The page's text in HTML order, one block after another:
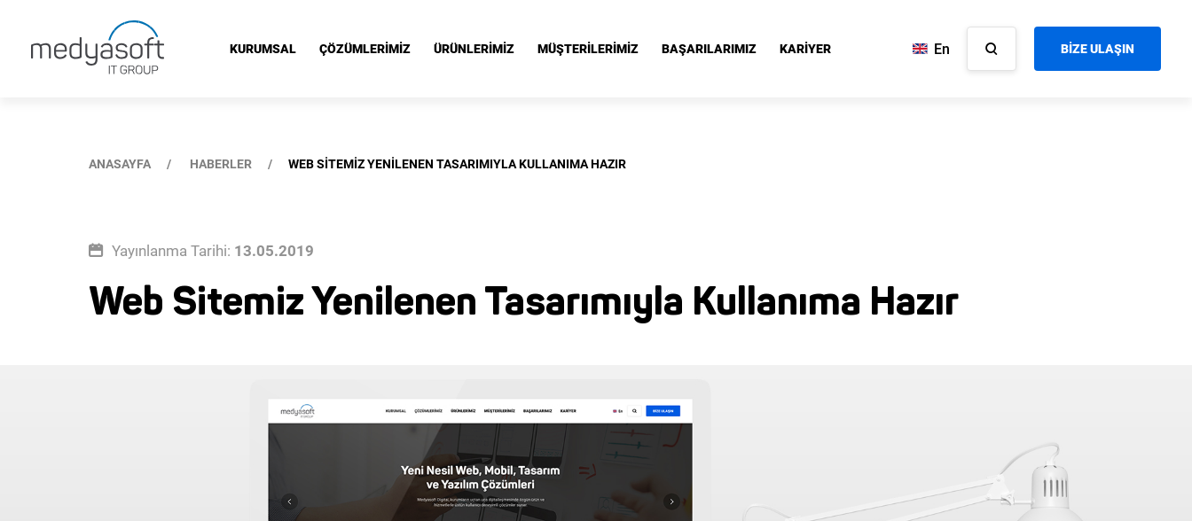
KURUMSAL ÇÖZÜMLERİMİZ ÜRÜNLERİMİZ MÜŞTERİLERİMİZ BAŞARILARIMIZ KARİYER En BİZE ULAŞIN
ANASAYFA HABERLER WEB SİTEMİZ YENİLENEN TASARIMIYLA KULLANIMA HAZIR
Yayınlanma Tarihi: 13.05.2019
Web Sitemiz Yenilenen Tasarımıyla Kullanıma Hazır